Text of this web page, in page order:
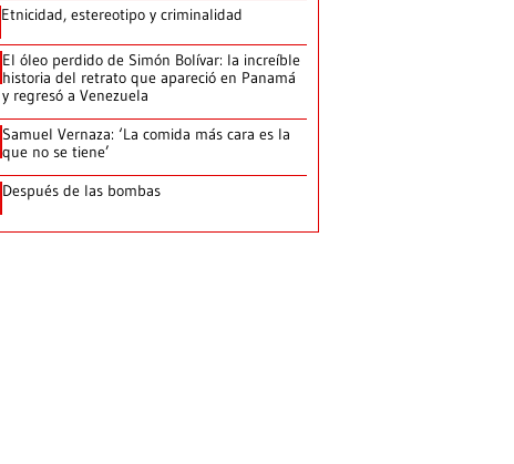
Etnicidad, estereotipo y criminalidad
El óleo perdido de Simón Bolívar: la increíble
historia del retrato que apareció en Panamá
y regresó a Venezuela
Samuel Vernaza: ‘La comida más cara es la
que no se tiene’
Después de las bombas